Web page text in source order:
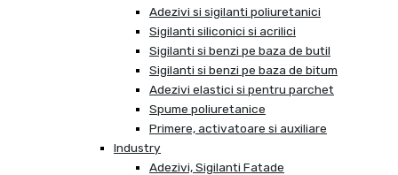
Adezivi si sigilanti poliuretanici
Sigilanti siliconici si acrilici
Sigilanti si benzi pe baza de butil
Sigilanti si benzi pe baza de bitum
Adezivi elastici si pentru parchet
Spume poliuretanice
Primere, activatoare si auxiliare
Industry
Adezivi, Sigilanti Fatade